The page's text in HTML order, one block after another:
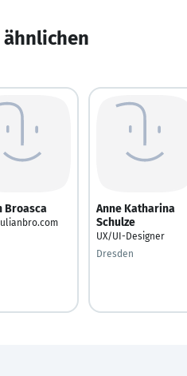
Broasca
Anne Katharina
Schulze
UX/UI-Designer
Dresden